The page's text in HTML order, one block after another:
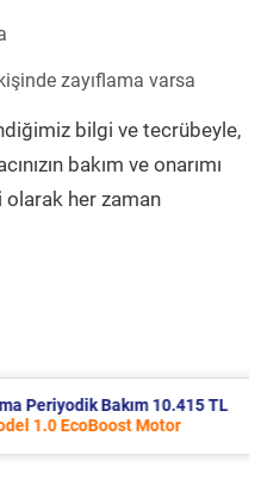
zayıflama varsa
bilgi ve tecrübeyle,
bakım ve onarımı
her zaman
Bakım 10.415 TL
Motor